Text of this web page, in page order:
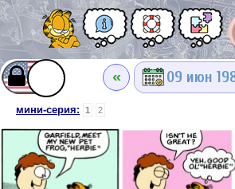
« 09 июн
мини-серия: 1 2